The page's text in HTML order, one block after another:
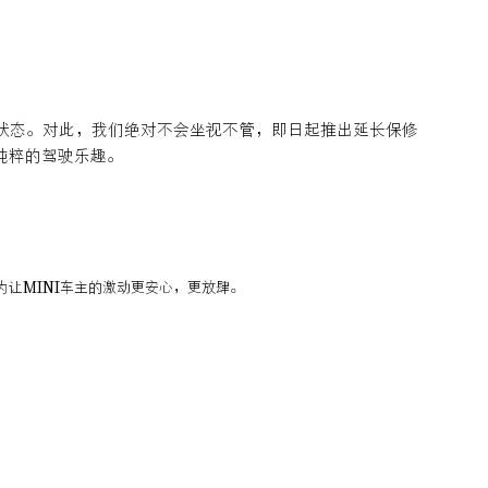
。对此，我们绝对不会坐视不管，即日起推出延长保修
的驾驶乐趣。
MINI车主的激动更安心，更放肆。